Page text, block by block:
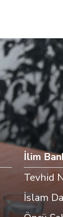
İlim
Tevhid
İslam